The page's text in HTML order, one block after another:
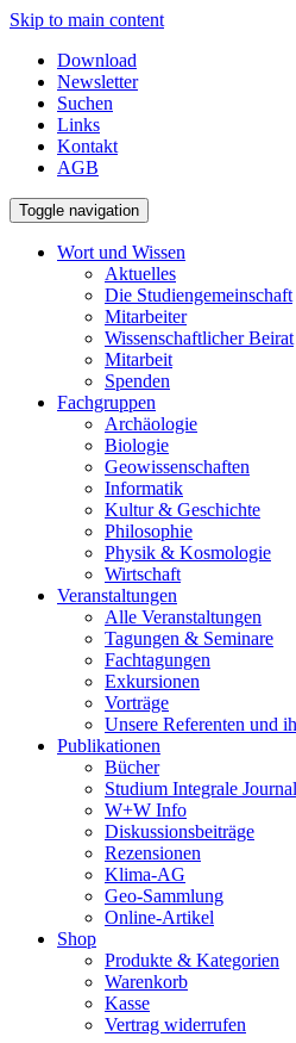
Skip to main content
Download
Newsletter
Suchen
Links
Kontakt
AGB
Toggle navigation
Wort und Wissen
Aktuelles
Die Studiengemeinschaft
Mitarbeiter
Wissenschaftlicher Beirat
Mitarbeit
Spenden
Fachgruppen
Archäologie
Biologie
Geowissenschaften
Informatik
Kultur & Geschichte
Philosophie
Physik & Kosmologie
Wirtschaft
Veranstaltungen
Alle Veranstaltungen
Tagungen & Seminare
Fachtagungen
Exkursionen
Vorträge
Unsere Referenten und
Publikationen
Bücher
Studium Integrale Journal
W+W Info
Diskussionsbeiträge
Rezensionen
Klima-AG
Geo-Sammlung
Online-Artikel
Shop
Produkte & Kategorien
Warenkorb
Kasse
Vertrag widerrufen